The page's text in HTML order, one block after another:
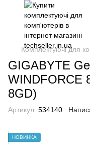
Комплектуючі для
GIGABYTE
WINDFORCE
8GD)
Артикул: 534140
НОВИНКА